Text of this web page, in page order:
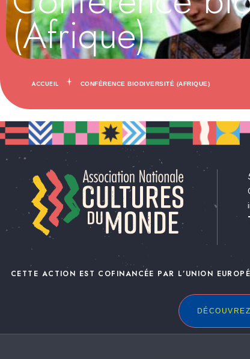
(Afrique)
ACCUEIL CONFÉRENCE BIODIVERSITÉ (AFRIQUE)
CETTE ACTION EST COFINANCÉE PAR L’UNION